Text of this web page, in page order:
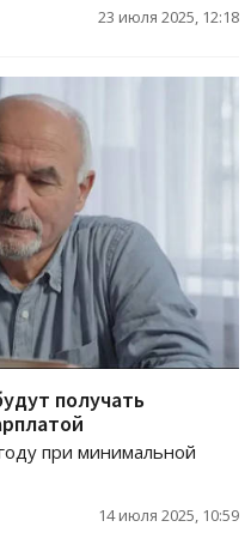
23 июля 2025, 12:18
получать
при минимальной
14 июля 2025, 10:59